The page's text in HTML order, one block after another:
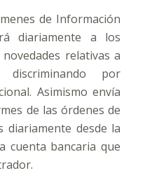
de Información
diariamente a los
relativas a
por
Asimismo envía
de las órdenes de
diariamente desde la
cuenta bancaria que